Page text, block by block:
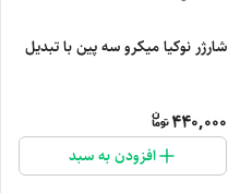
شارژر نوکیا میکرو سه پین با تبدیل
440,000
افزودن به سبد